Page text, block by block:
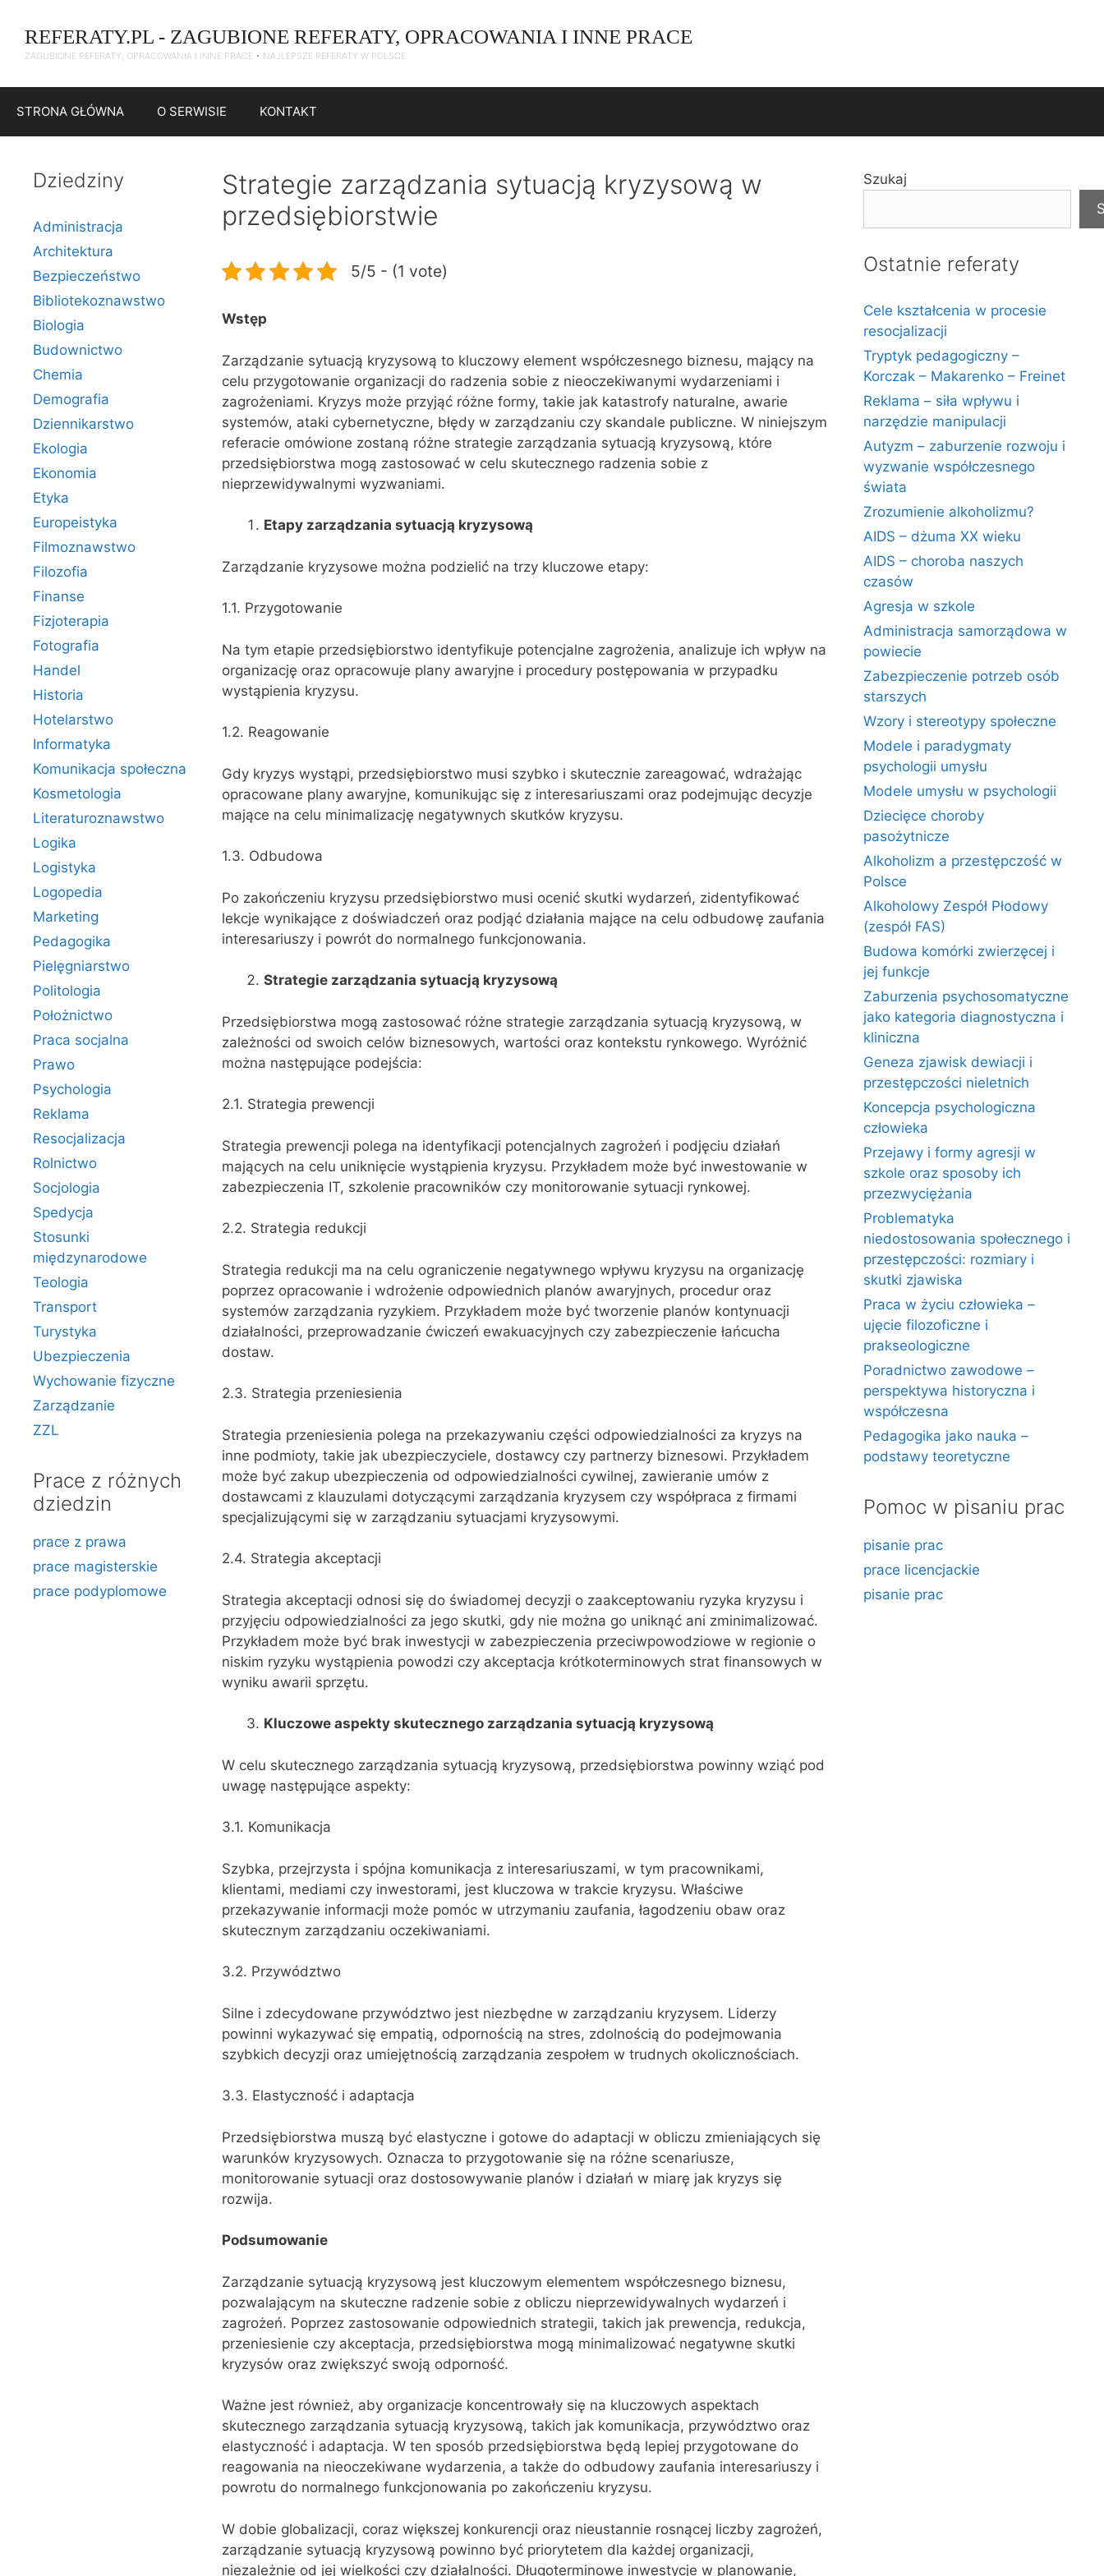
treści
REFERATY.PL - ZAGUBIONE REFERATY, OPRACOWANIA I INNE PRACE
ZAGUBIONE REFERATY, OPRACOWANIA I INNE PRACE • NAJLEPSZE REFERATY W POLSCE
STRONA GŁÓWNA O SERWISIE KONTAKT
Strategie zarządzania sytuacją kryzysową w
przedsiębiorstwie
5/5 - (1 vote)
Wstęp
Zarządzanie sytuacją kryzysową to kluczowy element współczesnego biznesu, mający na
celu przygotowanie organizacji do radzenia sobie z nieoczekiwanymi wydarzeniami i
zagrożeniami. Kryzys może przyjąć różne formy, takie jak katastrofy naturalne, awarie
systemów, ataki cybernetyczne, błędy w zarządzaniu czy skandale publiczne. W niniejszym
referacie omówione zostaną różne strategie zarządzania sytuacją kryzysową, które
przedsiębiorstwa mogą zastosować w celu skutecznego radzenia sobie z
nieprzewidywalnymi wyzwaniami.
Etapy zarządzania sytuacją kryzysową
Zarządzanie kryzysowe można podzielić na trzy kluczowe etapy:
1.1. Przygotowanie
Na tym etapie przedsiębiorstwo identyfikuje potencjalne zagrożenia, analizuje ich wpływ na
organizację oraz opracowuje plany awaryjne i procedury postępowania w przypadku
wystąpienia kryzysu.
1.2. Reagowanie
Gdy kryzys wystąpi, przedsiębiorstwo musi szybko i skutecznie zareagować, wdrażając
opracowane plany awaryjne, komunikując się z interesariuszami oraz podejmując decyzje
mające na celu minimalizację negatywnych skutków kryzysu.
1.3. Odbudowa
Po zakończeniu kryzysu przedsiębiorstwo musi ocenić skutki wydarzeń, zidentyfikować
lekcje wynikające z doświadczeń oraz podjąć działania mające na celu odbudowę zaufania
interesariuszy i powrót do normalnego funkcjonowania.
Strategie zarządzania sytuacją kryzysową
Przedsiębiorstwa mogą zastosować różne strategie zarządzania sytuacją kryzysową, w
zależności od swoich celów biznesowych, wartości oraz kontekstu rynkowego. Wyróżnić
można następujące podejścia:
2.1. Strategia prewencji
Strategia prewencji polega na identyfikacji potencjalnych zagrożeń i podjęciu działań
mających na celu uniknięcie wystąpienia kryzysu. Przykładem może być inwestowanie w
zabezpieczenia IT, szkolenie pracowników czy monitorowanie sytuacji rynkowej.
2.2. Strategia redukcji
Strategia redukcji ma na celu ograniczenie negatywnego wpływu kryzysu na organizację
poprzez opracowanie i wdrożenie odpowiednich planów awaryjnych, procedur oraz
systemów zarządzania ryzykiem. Przykładem może być tworzenie planów kontynuacji
działalności, przeprowadzanie ćwiczeń ewakuacyjnych czy zabezpieczenie łańcucha
dostaw.
2.3. Strategia przeniesienia
Strategia przeniesienia polega na przekazywaniu części odpowiedzialności za kryzys na
inne podmioty, takie jak ubezpieczyciele, dostawcy czy partnerzy biznesowi. Przykładem
może być zakup ubezpieczenia od odpowiedzialności cywilnej, zawieranie umów z
dostawcami z klauzulami dotyczącymi zarządzania kryzysem czy współpraca z firmami
specjalizującymi się w zarządzaniu sytuacjami kryzysowymi.
2.4. Strategia akceptacji
Strategia akceptacji odnosi się do świadomej decyzji o zaakceptowaniu ryzyka kryzysu i
przyjęciu odpowiedzialności za jego skutki, gdy nie można go uniknąć ani zminimalizować.
Przykładem może być brak inwestycji w zabezpieczenia przeciwpowodziowe w regionie o
niskim ryzyku wystąpienia powodzi czy akceptacja krótkoterminowych strat finansowych w
wyniku awarii sprzętu.
Kluczowe aspekty skutecznego zarządzania sytuacją kryzysową
W celu skutecznego zarządzania sytuacją kryzysową, przedsiębiorstwa powinny wziąć pod
uwagę następujące aspekty:
3.1. Komunikacja
Szybka, przejrzysta i spójna komunikacja z interesariuszami, w tym pracownikami,
klientami, mediami czy inwestorami, jest kluczowa w trakcie kryzysu. Właściwe
przekazywanie informacji może pomóc w utrzymaniu zaufania, łagodzeniu obaw oraz
skutecznym zarządzaniu oczekiwaniami.
3.2. Przywództwo
Silne i zdecydowane przywództwo jest niezbędne w zarządzaniu kryzysem. Liderzy
powinni wykazywać się empatią, odpornością na stres, zdolnością do podejmowania
szybkich decyzji oraz umiejętnością zarządzania zespołem w trudnych okolicznościach.
3.3. Elastyczność i adaptacja
Przedsiębiorstwa muszą być elastyczne i gotowe do adaptacji w obliczu zmieniających się
warunków kryzysowych. Oznacza to przygotowanie się na różne scenariusze,
monitorowanie sytuacji oraz dostosowywanie planów i działań w miarę jak kryzys się
rozwija.
Podsumowanie
Zarządzanie sytuacją kryzysową jest kluczowym elementem współczesnego biznesu,
pozwalającym na skuteczne radzenie sobie z obliczu nieprzewidywalnych wydarzeń i
zagrożeń. Poprzez zastosowanie odpowiednich strategii, takich jak prewencja, redukcja,
przeniesienie czy akceptacja, przedsiębiorstwa mogą minimalizować negatywne skutki
kryzysów oraz zwiększyć swoją odporność.
Ważne jest również, aby organizacje koncentrowały się na kluczowych aspektach
skutecznego zarządzania sytuacją kryzysową, takich jak komunikacja, przywództwo oraz
elastyczność i adaptacja. W ten sposób przedsiębiorstwa będą lepiej przygotowane do
reagowania na nieoczekiwane wydarzenia, a także do odbudowy zaufania interesariuszy i
powrotu do normalnego funkcjonowania po zakończeniu kryzysu.
W dobie globalizacji, coraz większej konkurencji oraz nieustannie rosnącej liczby zagrożeń,
zarządzanie sytuacją kryzysową powinno być priorytetem dla każdej organizacji,
niezależnie od jej wielkości czy działalności. Długoterminowe inwestycje w planowanie,
Dziedziny
Administracja
Architektura
Bezpieczeństwo
Bibliotekoznawstwo
Biologia
Budownictwo
Chemia
Demografia
Dziennikarstwo
Ekologia
Ekonomia
Etyka
Europeistyka
Filmoznawstwo
Filozofia
Finanse
Fizjoterapia
Fotografia
Handel
Historia
Hotelarstwo
Informatyka
Komunikacja społeczna
Kosmetologia
Literaturoznawstwo
Logika
Logistyka
Logopedia
Marketing
Pedagogika
Pielęgniarstwo
Politologia
Położnictwo
Praca socjalna
Prawo
Psychologia
Reklama
Resocjalizacja
Rolnictwo
Socjologia
Spedycja
Stosunki
międzynarodowe
Teologia
Transport
Turystyka
Ubezpieczenia
Wychowanie fizyczne
Zarządzanie
ZZL
Prace z różnych
dziedzin
prace z prawa
prace magisterskie
prace podyplomowe
Szukaj
Ostatnie referaty
Cele kształcenia w procesie
resocjalizacji
Tryptyk pedagogiczny –
Korczak – Makarenko – Freinet
Reklama – siła wpływu i
narzędzie manipulacji
Autyzm – zaburzenie rozwoju i
wyzwanie współczesnego
świata
Zrozumienie alkoholizmu?
AIDS – dżuma XX wieku
AIDS – choroba naszych
czasów
Agresja w szkole
Administracja samorządowa w
powiecie
Zabezpieczenie potrzeb osób
starszych
Wzory i stereotypy społeczne
Modele i paradygmaty
psychologii umysłu
Modele umysłu w psychologii
Dziecięce choroby
pasożytnicze
Alkoholizm a przestępczość w
Polsce
Alkoholowy Zespół Płodowy
(zespół FAS)
Budowa komórki zwierzęcej i
jej funkcje
Zaburzenia psychosomatyczne
jako kategoria diagnostyczna i
kliniczna
Geneza zjawisk dewiacji i
przestępczości nieletnich
Koncepcja psychologiczna
człowieka
Przejawy i formy agresji w
szkole oraz sposoby ich
przezwyciężania
Problematyka
niedostosowania społecznego i
przestępczości: rozmiary i
skutki zjawiska
Praca w życiu człowieka –
ujęcie filozoficzne i
prakseologiczne
Poradnictwo zawodowe –
perspektywa historyczna i
współczesna
Pedagogika jako nauka –
podstawy teoretyczne
Pomoc w pisaniu prac
pisanie prac
prace licencjackie
pisanie prac